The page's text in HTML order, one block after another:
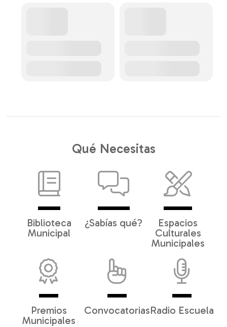
Qué Necesitas
Biblioteca
Municipal
¿Sabías qué?
Espacios
Culturales
Municipales
Premios
Municipales
ConvocatoriasRadio Escuela